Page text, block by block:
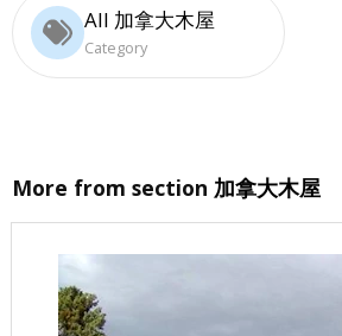
All 加拿大木屋
Category
More from section 加拿大木屋